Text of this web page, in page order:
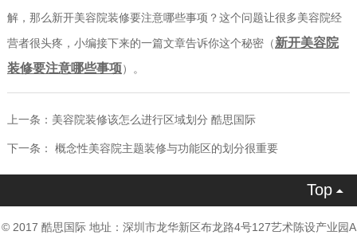
解，那么新开美容院装修要注意哪些事项？这个问题让很多美容院经
营者很头疼，小编接下来的一篇文章告诉你这个秘密（ 新开美容院
装修要注意哪些事项）。
上一条： 美容院装修该怎么进行区域划分 酷思国际
下一条： 概念性美容院主题装修与功能区的划分很重要
Top
© 2017 酷思国际 地址：深圳市龙华新区布龙路4号127艺术陈设产业园A